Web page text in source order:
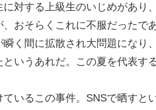
対する上級生のいじめがあり
おそらくこれに不服だったで
く間に拡散され大問題になり
いうあれだ。この夏を代表す
いるこの事件。SNSで晒すと